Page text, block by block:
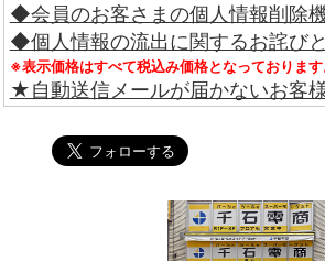
◆会員のお客さまの個人情報削除
◆個人情報の流出に関するお詫びと
※表示価格はすべて税込み価格となっております
★自動送信メールが届かないお客